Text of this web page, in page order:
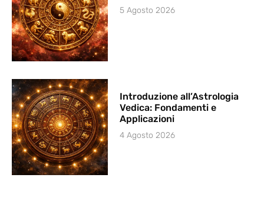
5 Agosto 2026
Introduzione all’Astrologia
Vedica: Fondamenti e
Applicazioni
4 Agosto 2026